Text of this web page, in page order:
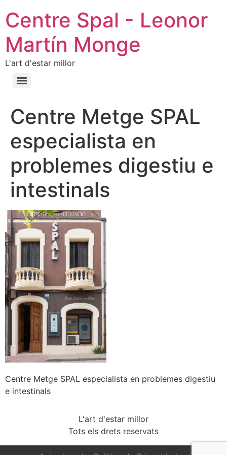
Centre Spal - Leonor
Martín Monge
L'art d'estar millor
Centre Metge SPAL
especialista en
problemes digestiu e
intestinals
Centre Metge SPAL especialista en problemes digestiu
e intestinals
L'art d'estar millor
Tots els drets reservats